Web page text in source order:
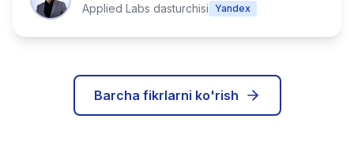
Applied Labs dasturchisi Yandex
Barcha fikrlarni ko'rish